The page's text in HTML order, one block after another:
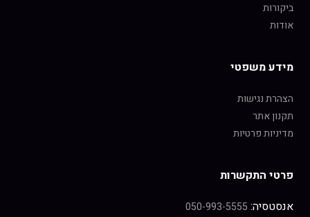
ביקורות
אודות
מידע משפטי
הצהרת נגישות
תקנון אתר
מדיניות פרטיות
פרטי התקשרות
אנסטסיה: 050-993-5555